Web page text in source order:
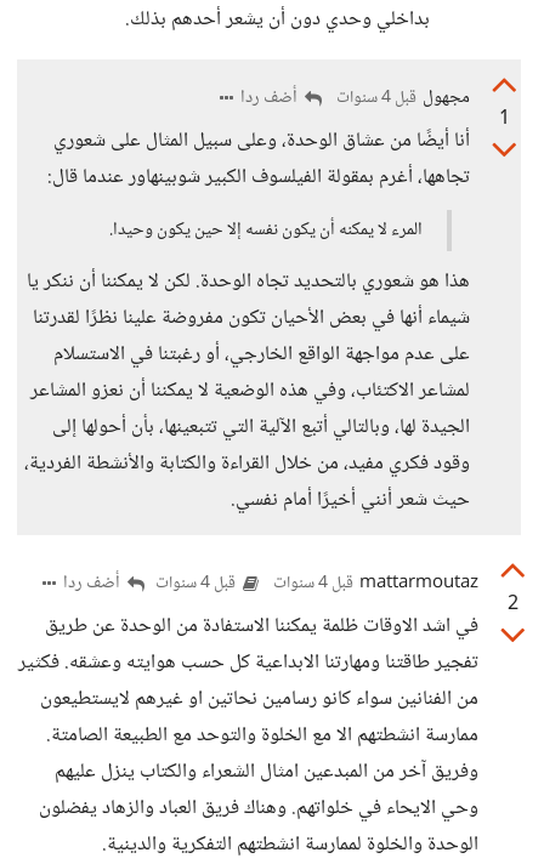
بداخلي وحدي دون أن يشعر أحدهم بذلك.
1
مجهول قبل 4 سنوات أضف ردا
أنا أيضًا من عشاق الوحدة، وعلى سبيل المثال على شعوري
تجاهها، أغرم بمقولة الفيلسوف الكبير شوبينهاور عندما قال:
المرء لا يمكنه أن يكون نفسه إلا حين يكون وحيدا.
هذا هو شعوري بالتحديد تجاه الوحدة. لكن لا يمكننا أن ننكر يا
شيماء أنها في بعض الأحيان تكون مفروضة علينا نظرًا لقدرتنا
على عدم مواجهة الواقع الخارجي، أو رغبتنا في الاستسلام
لمشاعر الاكتئاب، وفي هذه الوضعية لا يمكننا أن نعزو المشاعر
الجيدة لها، وبالتالي أتبع الآلية التي تتبعينها، بأن أحولها إلى
وقود فكري مفيد، من خلال القراءة والكتابة والأنشطة الفردية،
حيث شعر أنني أخيرًا أمام نفسي.
2
mattarmoutaz قبل 4 سنوات قبل 4 سنوات أضف ردا
في اشد الاوقات ظلمة يمكننا الاستفادة من الوحدة عن طريق
تفجير طاقتنا ومهارتنا الابداعية كل حسب هوايته وعشقه. فكثير
من الفنانين سواء كانو رسامين نحاتين او غيرهم لايستطيعون
ممارسة انشطتهم الا مع الخلوة والتوحد مع الطبيعة الصامتة.
وفريق آخر من المبدعين امثال الشعراء والكتاب ينزل عليهم
وحي الايحاء في خلواتهم. وهناك فريق العباد والزهاد يفضلون
الوحدة والخلوة لممارسة انشطتهم التفكرية والدينية.